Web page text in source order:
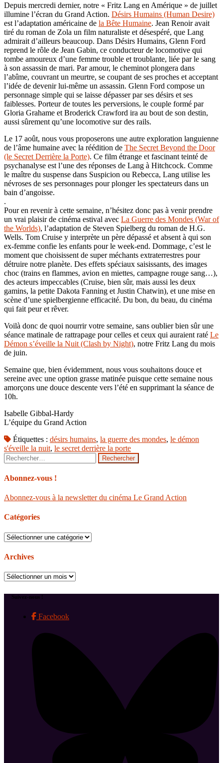
Depuis mercredi dernier, notre « Fritz Lang en Amérique » de juillet
illumine l’écran du Grand Action. Désirs Humains (Human Desire)
est l’adaptation américaine de la Bête Humaine. Jean Renoir avait
tiré du roman de Zola un film naturaliste et désespéré, que Lang
admirait d’ailleurs beaucoup. Dans Désirs Humains, Glenn Ford
reprend le rôle de Jean Gabin, ce conducteur de locomotive qui
tombe amoureux d’une femme trouble et troublante, liée par le sang
à son assassin de mari. Par amour, le cheminot plongera dans
l’abîme, couvrant un meurtre, se coupant de ses proches et acceptant
l’idée de devenir lui-même un assassin. Glenn Ford compose un
personnage simple qui se laisse dépasser par ses désirs et ses
faiblesses. Porteur de toutes les perversions, le couple formé par
Gloria Grahame et Broderick Crawford ira au bout de son destin,
aussi sûrement qu’une locomotive sur des rails.
Le 17 août, nous vous proposerons une autre exploration languienne
de l’âme humaine avec la réédition de The Secret Beyond the Door
(le Secret Derrière la Porte). Ce film étrange et fascinant teinté de
psychanalyse est l’une des réponses de Lang à Hitchcock. Comme
le maître du suspense dans Suspicion ou Rebecca, Lang utilise les
névroses de ses personnages pour plonger les spectateurs dans un
bain d’angoisse.
.
Pour en revenir à cette semaine, n’hésitez donc pas à venir prendre
un vrai plaisir de cinéma estival avec La Guerre des Mondes (War of
the Worlds), l’adaptation de Steven Spielberg du roman de H.G.
Wells. Tom Cruise y interprète un père dépassé et absent à qui son
ex-femme confie les enfants pour le week-end. Dommage, c’est le
moment que choisissent de super méchants extraterrestres pour
détruire notre planète. Des effets spéciaux saisissants, des images
choc (trains en flammes, avion en miettes, campagne rouge sang…),
des acteurs impeccables (Cruise, bien sûr, mais aussi les deux
gamins, la petite Dakota Fanning et Justin Chatwin), et une mise en
scène d’une spielbergienne efficacité. Du bon, du beau, du cinéma
qui fait peur et rêver.
Voilà donc de quoi nourrir votre semaine, sans oublier bien sûr une
séance matinale de rattrapage pour celles et ceux qui auraient raté Le
Démon s’éveille la Nuit (Clash by Night), notre Fritz Lang du mois
de juin.
Semaine que, bien évidemment, nous vous souhaitons douce et
sereine avec une option grasse matinée puisque cette semaine nous
amorçons une douce descente vers l’été en supprimant la séance de
10h.
Isabelle Gibbal-Hardy
L’équipe du Grand Action
Étiquettes : désirs humains, la guerre des mondes, le démon
s'éveille la nuit, le secret derrière la porte
Rechercher :
Abonnez-vous !
Abonnez-vous à la newsletter du cinéma Le Grand Action
Catégories
Catégories
Archives
Archives
Suivez-nous !
Facebook